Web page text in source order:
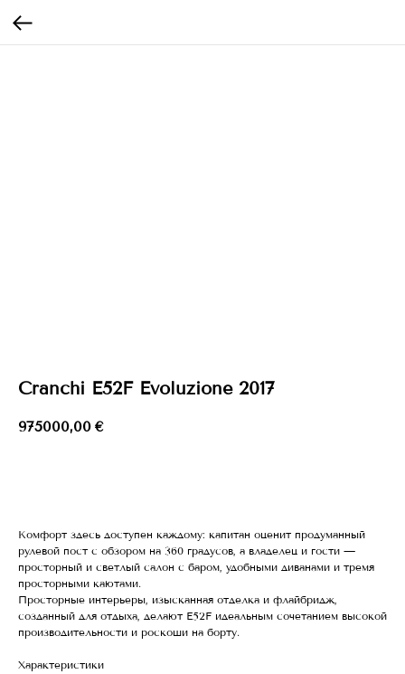
Cranchi E52F Evoluzione 2017
975000,00 €
Комфорт здесь доступен каждому: капитан оценит продуманный
рулевой пост с обзором на 360 градусов, а владелец и гости —
просторный и светлый салон с баром, удобными диванами и тремя
просторными каютами.
Просторные интерьеры, изысканная отделка и флайбридж,
созданный для отдыха, делают E52F идеальным сочетанием высокой
производительности и роскоши на борту.
Характеристики